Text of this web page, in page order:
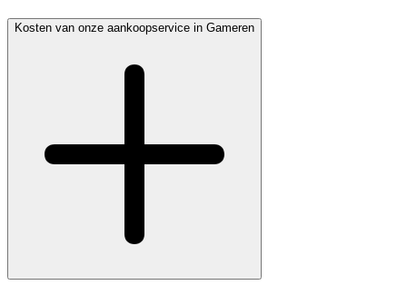
Kosten van onze aankoopservice in Gameren